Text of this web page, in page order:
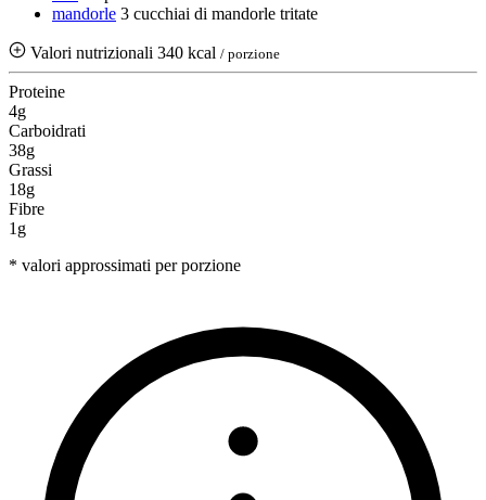
mandorle 3 cucchiai di mandorle tritate
Valori nutrizionali 340 kcal / porzione
Proteine
4g
Carboidrati
38g
Grassi
18g
Fibre
1g
* valori approssimati per porzione